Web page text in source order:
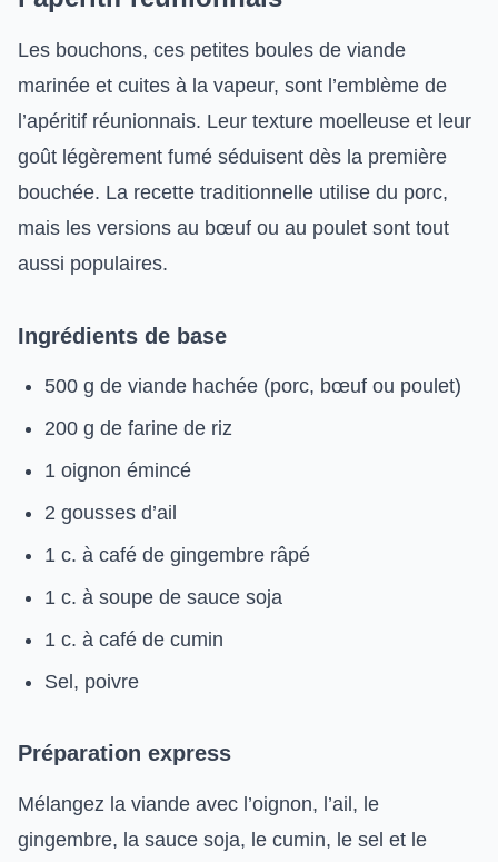
Les bouchons, ces petites boules de viande
marinée et cuites à la vapeur, sont l’emblème de
l’apéritif réunionnais. Leur texture moelleuse et leur
goût légèrement fumé séduisent dès la première
bouchée. La recette traditionnelle utilise du porc,
mais les versions au bœuf ou au poulet sont tout
aussi populaires.
Ingrédients de base
500 g de viande hachée (porc, bœuf ou poulet)
200 g de farine de riz
1 oignon émincé
2 gousses d’ail
1 c. à café de gingembre râpé
1 c. à soupe de sauce soja
1 c. à café de cumin
Sel, poivre
Préparation express
Mélangez la viande avec l’oignon, l’ail, le
gingembre, la sauce soja, le cumin, le sel et le